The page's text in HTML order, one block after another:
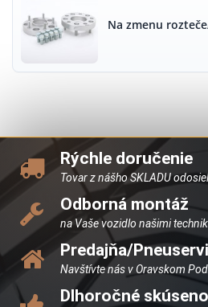
Na zmenu
Rýchle doručenie
Tovar z nášho SKLADU
Odborná montáž
na Vaše vozidlo našimi
Predajňa/
Navštívte nás v Oravskom
Dlhoročné